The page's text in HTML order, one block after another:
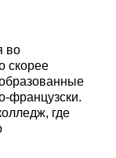
во
скорее
французски.
где